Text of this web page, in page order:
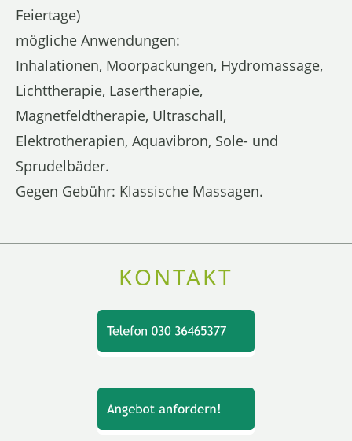
Feiertage)
mögliche Anwendungen:
Inhalationen, Moorpackungen, Hydromassage,
Lichttherapie, Lasertherapie,
Magnetfeldtherapie, Ultraschall,
Elektrotherapien, Aquavibron, Sole- und
Sprudelbäder.
Gegen Gebühr: Klassische Massagen.
KONTAKT